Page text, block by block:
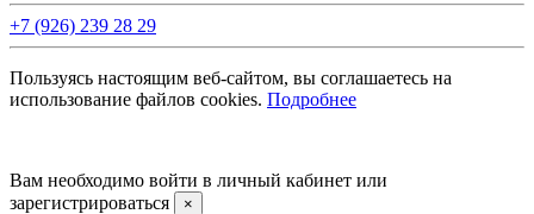
+7 (926) 239 28 29
Пользуясь настоящим веб-сайтом, вы соглашаетесь на
использование файлов cookies. Подробнее
Вам необходимо войти в личный кабинет или
зарегистрироваться
×